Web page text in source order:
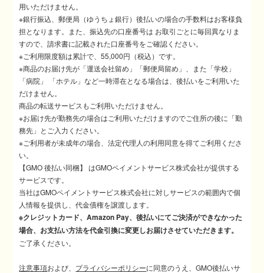
用いただけません。
※銀行振込、郵便局（ゆうちょ銀行）後払いの場合の手数料はお客様負
担となります。また、振込先の口座番号は お取引ごとに毎回異なりま
すので、請求書に記載された口座番号をご確認ください。
※ご利用限度額は累計で、55,000円（税込）です。
※商品のお届け先が「運送会社留め」「郵便局留め」、また「学校」
「病院」 「ホテル」など一時滞在となる場合は、後払いをご利用いた
だけません。
商品の転送サービスもご利用いただけません。
※お届け先が勤務先の場合はご利用いただけますのでご住所の後に「勤
務先」とご入力ください。
※ご利用者が未成年の場合、法定代理人の利用同意を得てご利用くださ
い。
【GMO 後払い同梱】 はGMOペイメントサービス株式会社が提供する
サービスです。
当社はGMOペイメントサービス株式会社に対しサービスの範囲内で個
人情報を提供し、代金債権を譲渡します。
※クレジットカード、Amazon Pay、後払いにてご決済ができなかった
場合、お支払い方法を代金引換に変更しお届けさせていただきます。
ご了承ください。
注意事項および、 プライバシーポリシーに同意のうえ、GMO後払いサ